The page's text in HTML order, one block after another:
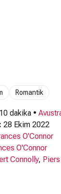
Romantik
dakika •
28 Ekim 2022
O'Connor
O'Connor
Connolly,